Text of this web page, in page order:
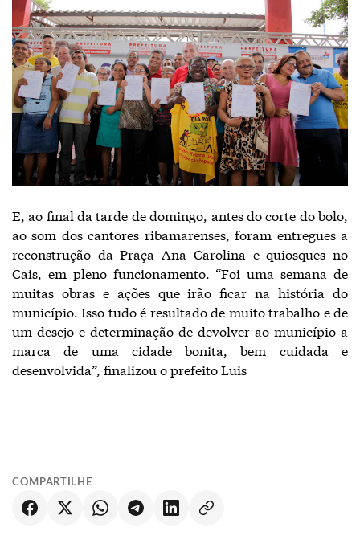
E, ao final da tarde de domingo, antes do corte do bolo,
ao som dos cantores ribamarenses, foram entregues a
reconstrução da Praça Ana Carolina e quiosques no
Cais, em pleno funcionamento. “Foi uma semana de
muitas obras e ações que irão ficar na história do
município. Isso tudo é resultado de muito trabalho e de
um desejo e determinação de devolver ao município a
marca de uma cidade bonita, bem cuidada e
desenvolvida”, finalizou o prefeito Luis
COMPARTILHE